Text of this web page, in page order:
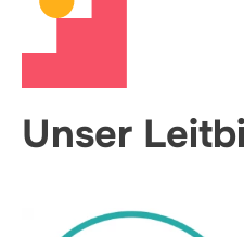
Unser